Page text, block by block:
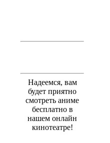
Надеемся, вам
будет приятно
смотреть аниме
бесплатно в
нашем онлайн
кинотеатре!